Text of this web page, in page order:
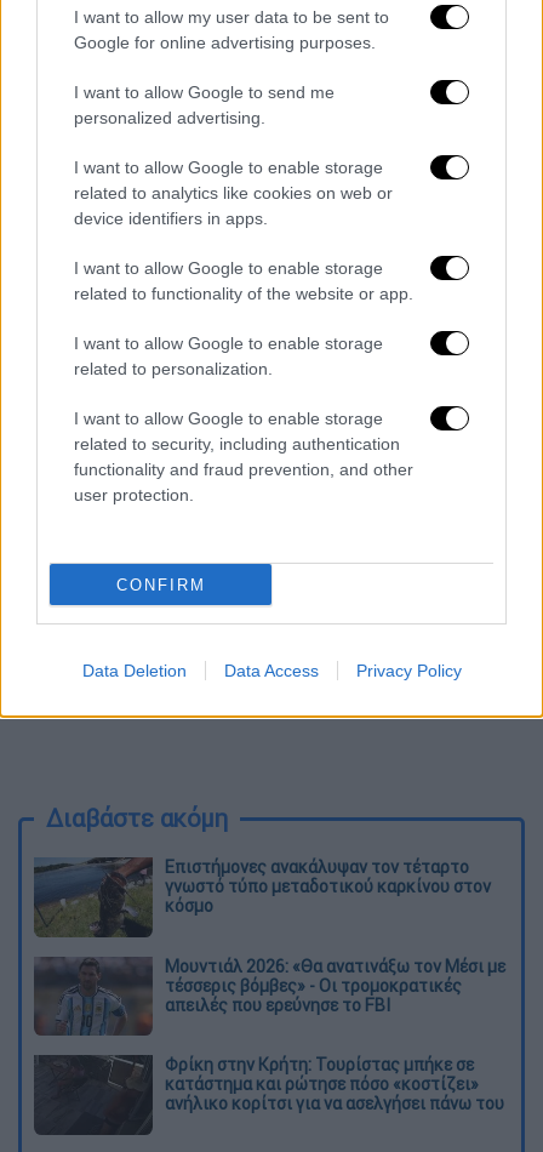
I want to allow my user data to be sent to
Google for online advertising purposes.
I want to allow Google to send me
personalized advertising.
I want to allow Google to enable storage
related to analytics like cookies on web or
device identifiers in apps.
I want to allow Google to enable storage
related to functionality of the website or app.
I want to allow Google to enable storage
related to personalization.
I want to allow Google to enable storage
related to security, including authentication
functionality and fraud prevention, and other
user protection.
CONFIRM
Data Deletion Data Access Privacy Policy
κατασκόπων ξεκίνησε από τον Αύγουστο
μετά όταν Έλληνες πράκτορες άρχισαν να
τους παρακολουθούν. Οι ελληνικές Αρχές
πραγματοποίησαν έρευνα στο σπίτι του
μάγειρα, όπου βρέθηκαν λαπτοπ και κινητά
τηλέφωνα, η εξέταση των οποίων θα δείξει
στις Αρχές το μέγεθος της
Μένει να διευκρινιστεί πώς και για
λογαριασμό ποιων λειτουργούσε ο
υπάλληλος του τουρκικού προξενείου της
στιγμής ο 35χρονος και φυσικά αν υπάρχουν
και άλλοι που συμμετείχαν στο κύκλωμα.
Διαβάστε ακόμη
Επιστήμονες ανακάλυψαν τον τέταρτο
γνωστό τύπο μεταδοτικού καρκίνου στον
κόσμο
Μουντιάλ 2026: «Θα ανατινάξω τον Μέσι με
τέσσερις βόμβες» - Οι τρομοκρατικές
απειλές που ερεύνησε το FBI
Φρίκη στην Κρήτη: Τουρίστας μπήκε σε
κατάστημα και ρώτησε πόσο «κοστίζει»
ανήλικο κορίτσι για να ασελγήσει πάνω του